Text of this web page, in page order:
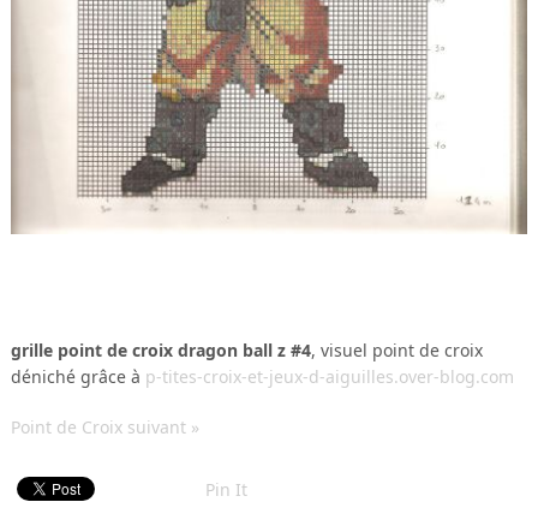
grille point de croix dragon ball z #4, visuel point de croix
déniché grâce à p-tites-croix-et-jeux-d-aiguilles.over-blog.com
Point de Croix suivant »
Pin It